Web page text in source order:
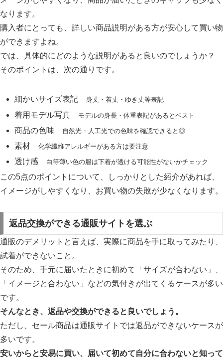
なります。
購入者にとっても、詳しい商品説明がある方が安心して買い物
ができますよね。
では、具体的にどのような説明があると良いのでしょうか？
そのポイントは、次の通りです。
細かいサイズ表記身丈・着丈・ゆき丈等表記
着用モデル写真 モデルの身長・体重表記があるとベスト
商品の色味 自然光・人工光での色味を確認できると◎
素材化学繊維アレルギーがある方は要注意
透け感 白等薄い色の服は下着が透ける可能性がないかチェック
この5点のポイントについて、しっかりとした紹介があれば、
イメージがしやすくなり、お買い物の失敗が少なくなります。
返品交換ができる通販サイトを選ぶ
通販のデメリットと言えば、実際に商品を手に取ってみたり、
試着ができないこと。
そのため、手元に届いたときに初めて「サイズが合わない」、
「イメージと合わない」などの気付きが出てくるケースが多い
です。
そんなとき、返品や交換ができると良いでしょう。
ただし、セール商品は通販サイトでは返品ができないケースが
多いです。
安いからと安易に買い、届いて初めて自分に合わないと知って